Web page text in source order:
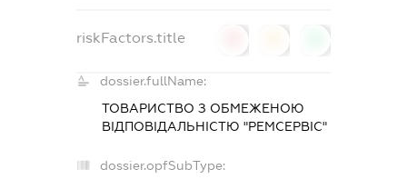
riskFactors.title
dossier.fullName:
ТОВАРИСТВО З ОБМЕЖЕНОЮ
ВІДПОВІДАЛЬНІСТЮ "РЕМСЕРВІС"
dossier.opfSubType: